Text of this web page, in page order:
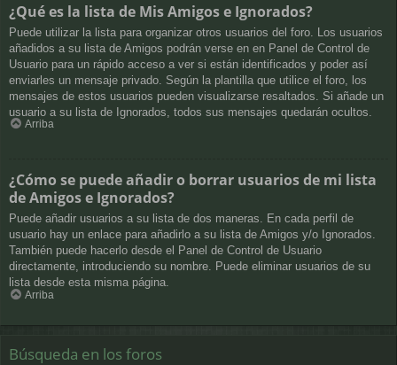
¿Qué es la lista de Mis Amigos e Ignorados?
Puede utilizar la lista para organizar otros usuarios del foro. Los usuarios
añadidos a su lista de Amigos podrán verse en en Panel de Control de
Usuario para un rápido acceso a ver si están identificados y poder así
enviarles un mensaje privado. Según la plantilla que utilice el foro, los
mensajes de estos usuarios pueden visualizarse resaltados. Si añade un
usuario a su lista de Ignorados, todos sus mensajes quedarán ocultos.
Arriba
¿Cómo se puede añadir o borrar usuarios de mi lista
de Amigos e Ignorados?
Puede añadir usuarios a su lista de dos maneras. En cada perfil de
usuario hay un enlace para añadirlo a su lista de Amigos y/o Ignorados.
También puede hacerlo desde el Panel de Control de Usuario
directamente, introduciendo su nombre. Puede eliminar usuarios de su
lista desde esta misma página.
Arriba
Búsqueda en los foros